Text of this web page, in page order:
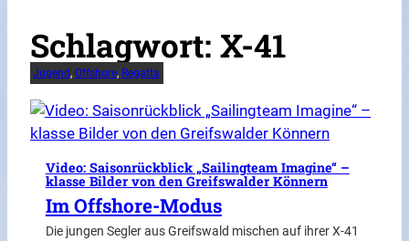
Schlagwort:X-41
Jugend, Offshore, Regatta
Video: Saisonrückblick „Sailingteam Imagine“ –
klasse Bilder von den Greifswalder Könnern
Im Offshore-Modus
Die jungen Segler aus Greifswald mischen auf ihrer X-41